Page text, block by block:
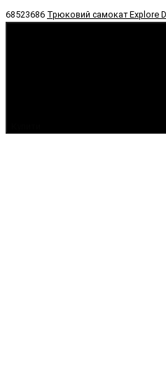
68523686 Трюковий самокат Explore